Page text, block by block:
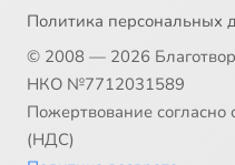
Политика персональных
© 2008 — 2026
НКО №7712031589
Пожертвование согласно
(НДС)